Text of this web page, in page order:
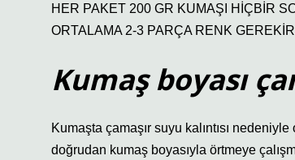
HER PAKET 200 GR KUMAŞI HİÇBİR
ORTALAMA 2-3 PARÇA RENK
Kumaş boyası
Kumaşta çamaşır suyu kalıntısı
doğrudan kumaş boyasıyla örtmeye